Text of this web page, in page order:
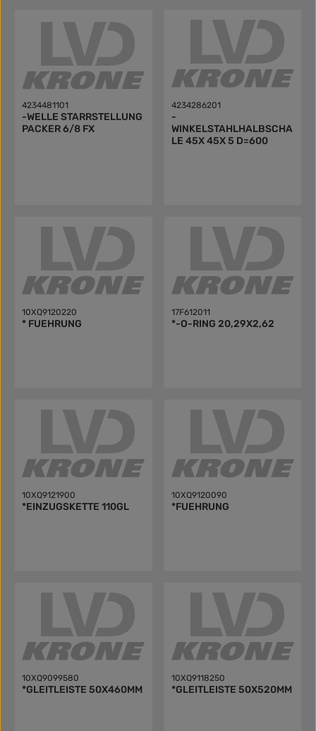
4234481101
-WELLE STARRSTELLUNG
PACKER 6/8 FX
4234286201
-
WINKELSTAHLHALBSCHA
LE 45X 45X 5 D=600
10XQ9120220
* FUEHRUNG
17F612011
*-O-RING 20,29X2,62
10XQ9121900
*EINZUGSKETTE 110GL
10XQ9120090
*FUEHRUNG
10XQ9099580
*GLEITLEISTE 50X460MM
10XQ9118250
*GLEITLEISTE 50X520MM